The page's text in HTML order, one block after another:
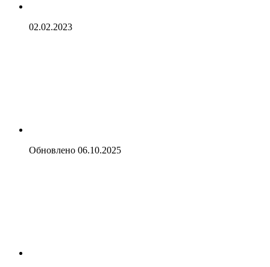
02.02.2023
Обновлено 06.10.2025